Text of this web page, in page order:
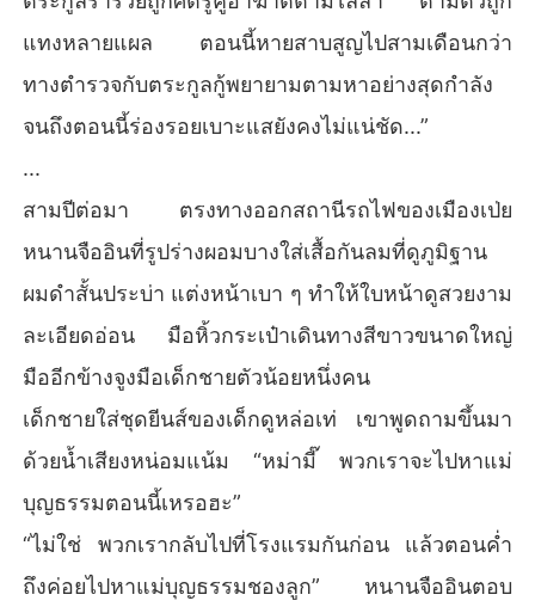
แทงหลายแผล ตอนนี้หายสาบสูญไปสามเดือนกว่า
ทางตำรวจกับตระกูลกู้พยายามตามหาอย่างสุดกำลัง
จนถึงตอนนี้ร่องรอยเบาะแสยังคงไม่แน่ชัด...”
...
สามปีต่อมา ตรงทางออกสถานีรถไฟของเมืองเป่ย
หนานจืออินที่รูปร่างผอมบางใส่เสื้อกันลมที่ดูภูมิฐาน
ผมดำสั้นประบ่า แต่งหน้าเบา ๆ ทำให้ใบหน้าดูสวยงาม
ละเอียดอ่อน มือหิ้วกระเป๋าเดินทางสีขาวขนาดใหญ่
มืออีกข้างจูงมือเด็กชายตัวน้อยหนึ่งคน
เด็กชายใส่ชุดยีนส์ของเด็กดูหล่อเท่ เขาพูดถามขึ้นมา
ด้วยน้ำเสียงหน่อมแน้ม “หม่ามี๊ พวกเราจะไปหาแม่
บุญธรรมตอนนี้เหรอฮะ”
“ไม่ใช่ พวกเรากลับไปที่โรงแรมกันก่อน แล้วตอนค่ำ
ถึงค่อยไปหาแม่บุญธรรมชองลูก” หนานจืออินตอบ